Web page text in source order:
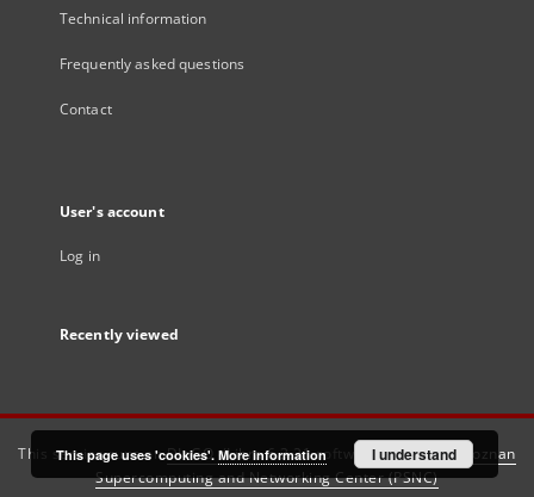
Technical information
Frequently asked questions
Contact
User's account
Log in
Recently viewed
This service runs onDInGO dLibra 6.3.21software created by
Poznan
Supercomputing and Networking Center (PSNC)
This page uses 'cookies'. More information I understand